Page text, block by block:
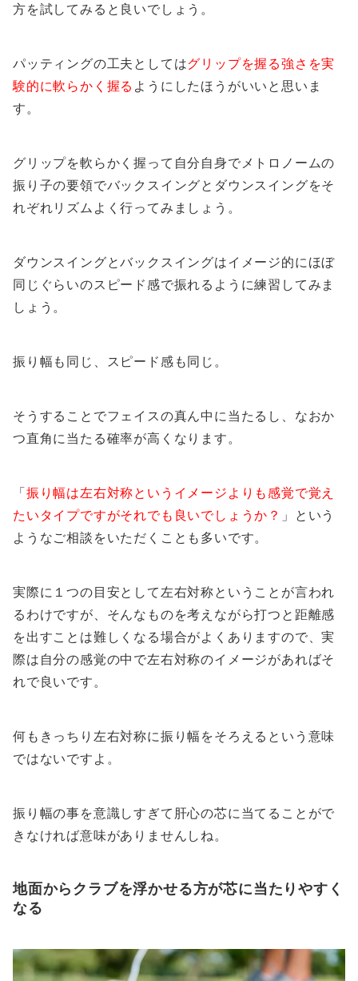
方を試してみると良いでしょう。
パッティングの工夫としてはグリップを握る強さを実
験的に軟らかく握る ようにしたほうがいいと思いま
す。
グリップを軟らかく握って自分自身でメトロノームの
振り子の要領でバックスイングとダウンスイングをそ
れぞれリズムよく行ってみましょう。
ダウンスイングとバックスイングはイメージ的にほぼ
同じぐらいのスピード感で振れるように練習してみま
しょう。
振り幅も同じ、スピード感も同じ。
そうすることでフェイスの真ん中に当たるし、なおか
つ直角に当たる確率が高くなります。
「振り幅は左右対称というイメージよりも感覚で覚え
たいタイプですがそれでも良いでしょうか？ 」という
ようなご相談をいただくことも多いです。
実際に１つの目安として左右対称ということが言われ
るわけですが、そんなものを考えながら打つと距離感
を出すことは難しくなる場合がよくありますので、実
際は自分の感覚の中で左右対称のイメージがあればそ
れで良いです。
何もきっちり左右対称に振り幅をそろえるという意味
ではないですよ。
振り幅の事を意識しすぎて肝心の芯に当てることがで
きなければ意味がありませんしね。
地面からクラブを浮かせる方が芯に当たりやすく
なる